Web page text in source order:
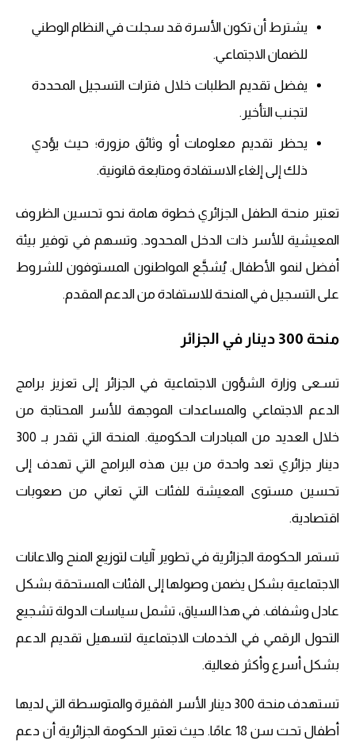
يشترط أن تكون الأسرة قد سجلت في النظام الوطني
للضمان الاجتماعي.
يفضل تقديم الطلبات خلال فترات التسجيل المحددة
لتجنب التأخير.
يحظر تقديم معلومات أو وثائق مزورة؛ حيث يؤدي
ذلك إلى إلغاء الاستفادة ومتابعة قانونية.​
تعتبر منحة الطفل الجزائري خطوة هامة نحو تحسين الظروف
المعيشية للأسر ذات الدخل المحدود. وتسهم في توفير بيئة
أفضل لنمو الأطفال. يُشجَّع المواطنون المستوفون للشروط
على التسجيل في المنحة للاستفادة من الدعم المقدم.​
منحة 300 دينار في الجزائر
تسـعى وزارة الشؤون الاجتماعية في الجزائر إلى تعزيز برامج
الدعم الاجتماعي والمساعدات الموجهة للأسر المحتاجة من
خلال العديد من المبادرات الحكومية. المنحة التي تقدر بـ 300
دينار جزائري تعد واحدة من بين هذه البرامج التي تهدف إلى
تحسين مستوى المعيشة للفئات التي تعاني من صعوبات
اقتصادية.
تستمر الحكومة الجزائرية في تطوير آليات لتوزيع المنح والاعانات
الاجتماعية بشكل يضمن وصولها إلى الفئات المستحقة بشكل
عادل وشفاف. في هذا السياق، تشمل سياسات الدولة تشجيع
التحول الرقمي في الخدمات الاجتماعية لتسهيل تقديم الدعم
بشكل أسرع وأكثر فعالية.
تستهدف منحة 300 دينار الأسر الفقيرة والمتوسطة التي لديها
أطفال تحت سن 18 عامًا. حيث تعتبر الحكومة الجزائرية أن دعم